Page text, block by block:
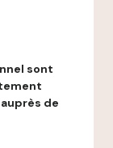
sont
de